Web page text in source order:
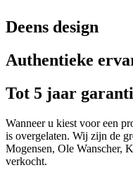
Deens design
Authentieke
Tot 5 jaar
Wanneer u kiest voor een
is overgelaten. Wij zijn de
Mogensen, Ole Wanscher,
verkocht.